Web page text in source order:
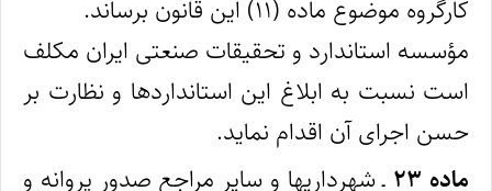
کارگروه موضوع ماده (۱۱) این قانون برساند.
مؤسسه استاندارد و تحقیقات صنعتی ایران مکلف
است نسبت به ابلاغ این استانداردها و نظارت بر
حسن اجرای آن اقدام نماید.
ماده ۲۳
ـ شهرداریها و سایر مراجع صدور پروانه و